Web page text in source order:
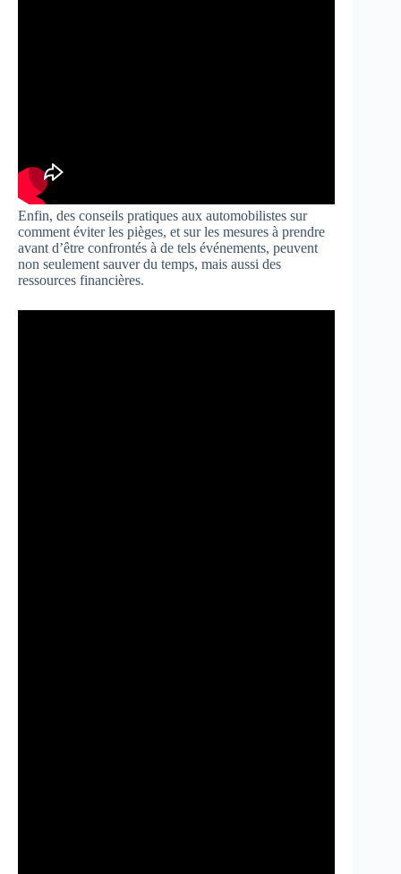
Enfin, des conseils pratiques aux automobilistes sur
comment éviter les pièges, et sur les mesures à prendre
avant d’être confrontés à de tels événements, peuvent
non seulement sauver du temps, mais aussi des
ressources financières.